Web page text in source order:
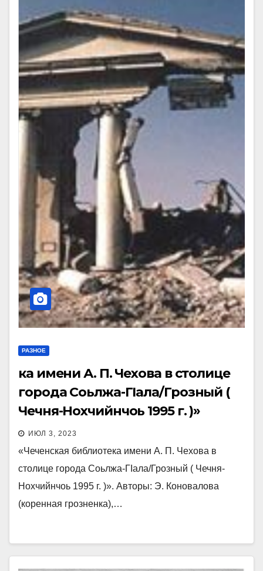
РАЗНОЕ
кa имени А. П. Чехова в столице
города Соьлжа-ГIала/Грозный (
Чечня-Нохчийнчоь 1995 г. )»
ИЮЛ 3, 2023
«Чеченская библиотекa имени А. П. Чехова в
столице города Соьлжа-ГIала/Грозный ( Чечня-
Нохчийнчоь 1995 г. )». Авторы: Э. Коновалова
(коренная грозненка),…